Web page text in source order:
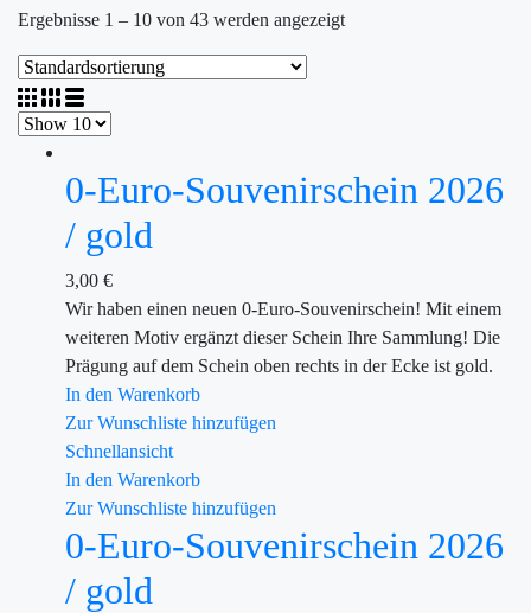
Ergebnisse 1 – 10 von 43 werden angezeigt
0-Euro-Souvenirschein 2026
/ gold
3,00 €
Wir haben einen neuen 0-Euro-Souvenirschein! Mit einem
weiteren Motiv ergänzt dieser Schein Ihre Sammlung! Die
Prägung auf dem Schein oben rechts in der Ecke ist gold.
In den Warenkorb
Zur Wunschliste hinzufügen
Schnellansicht
In den Warenkorb
Zur Wunschliste hinzufügen
0-Euro-Souvenirschein 2026
/ gold